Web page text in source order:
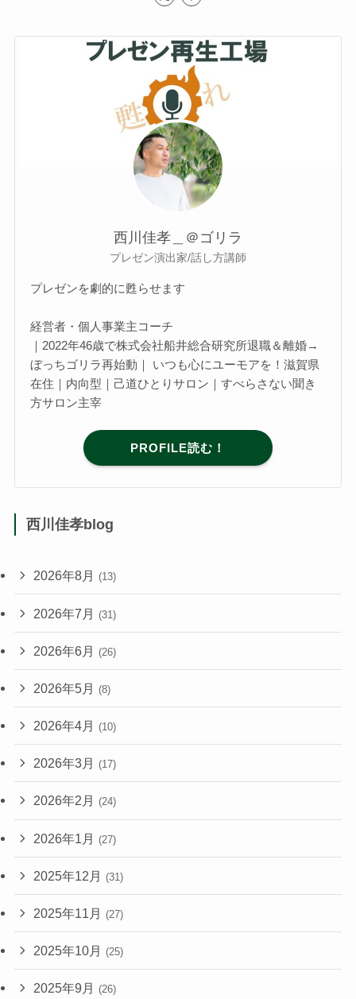
西川佳孝＿＠ゴリラ
プレゼン演出家/話し方講師
プレゼンを劇的に甦らせます
経営者・個人事業主コーチ
｜2022年46歳で株式会社船井総合研究所退職＆離婚→
ぼっちゴリラ再始動｜ いつも心にユーモアを！滋賀県
在住｜内向型｜己道ひとりサロン｜すべらさない聞き
方サロン主宰
PROFILE読む！
西川佳孝blog
2026年8月 (13)
2026年7月 (31)
2026年6月 (26)
2026年5月 (8)
2026年4月 (10)
2026年3月 (17)
2026年2月 (24)
2026年1月 (27)
2025年12月 (31)
2025年11月 (27)
2025年10月 (25)
2025年9月 (26)